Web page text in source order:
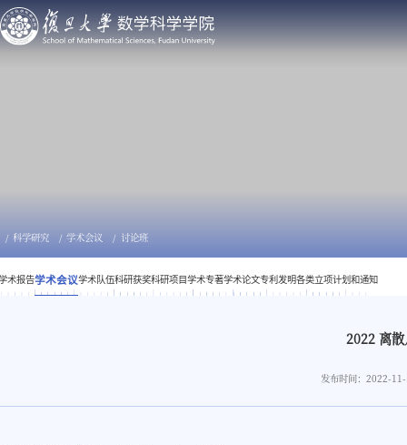
科学研究 学术会议 讨论班
术报告学术会议学术队伍科研获奖科研项目 学术专著学术论文专利发明各类立项计划和通知
2022 离
发布时间：2022-